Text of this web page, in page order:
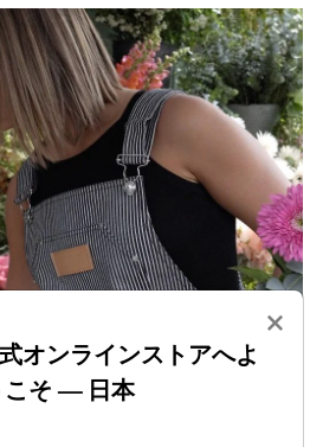
×
オンラインストアへよ
こそ — 日本